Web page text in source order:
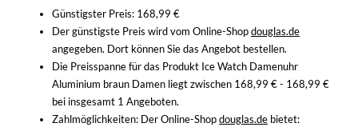
STIEFELETTEN
TREKKINGSANDALEN
WINTERSCHUHE
Günstigster Preis: 168,99 €
Der günstigste Preis wird vom Online-Shopdouglas.de
angegeben. Dort können Sie das Angebot bestellen.
Die Preisspanne für das Produkt Ice Watch Damenuhr
Aluminium braun Damen liegt zwischen 168,99 € - 168,99 €
bei insgesamt 1 Angeboten.
Zahlmöglichkeiten: Der Online-Shopdouglas.de bietet: